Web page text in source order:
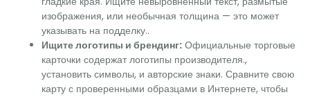
изображения, или необычная толщина — это может
указывать на подделку..
Ищите логотипы и брендинг: Официальные торговые
карточки содержат логотипы производителя.,
установить символы, и авторские знаки. Сравните свою
карту с проверенными образцами в Интернете, чтобы